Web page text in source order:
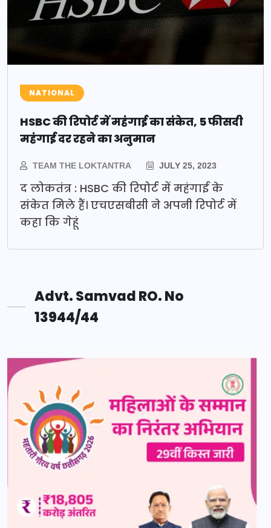
NATIONAL
HSBC की रिपोर्ट में महंगाई का संकेत, 5 फीसदी
महंगाई दर रहने का अनुमान
TEAM THE LOKTANTRA JULY 25, 2023
द लोकतंत्र : HSBC की रिपोर्ट में महंगाई के
संकेत मिले हैं। एचएसबीसी ने अपनी रिपोर्ट में
कहा कि गेहूं
Advt. Samvad RO. No
13944/44